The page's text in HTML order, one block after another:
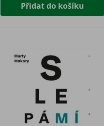
Přidat do košíku